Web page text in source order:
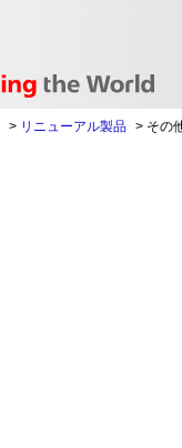
> リニューアル製品 > その